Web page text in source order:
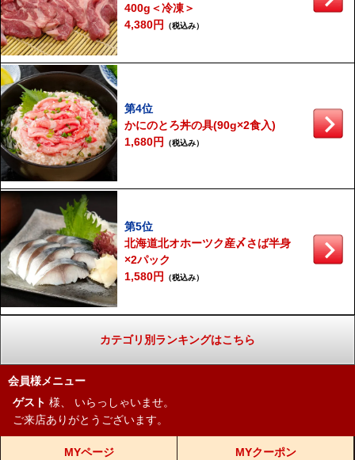
400g＜冷凍＞
4,380円
（税込み）
第4位
かにのとろ丼の具(90g×2食入)
1,680円
（税込み）
第5位
北海道北オホーツク産〆さば半身
×2パック
1,580円
（税込み）
カテゴリ別ランキングはこちら
会員様メニュー
ゲスト 様、
いらっしゃいませ。
ご来店ありがとうございます。
MYページ MYクーポン